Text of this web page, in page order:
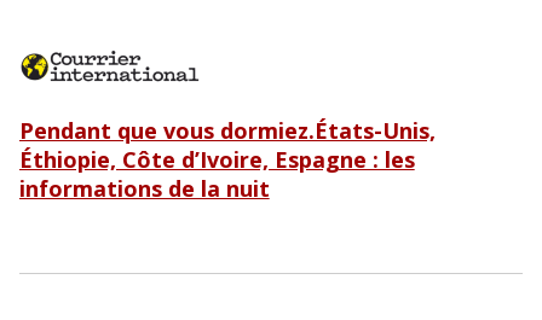
Pendant que vous dormiez.États-Unis,
Éthiopie, Côte d’Ivoire, Espagne : les
informations de la nuit